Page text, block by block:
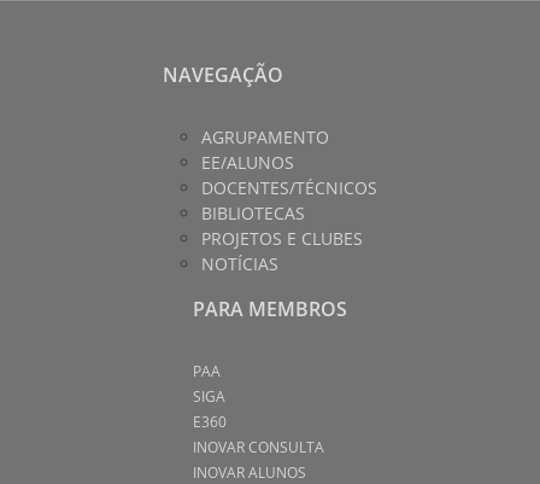
NAVEGAÇÃO
AGRUPAMENTO
EE/ALUNOS
DOCENTES/TÉCNICOS
BIBLIOTECAS
PROJETOS E CLUBES
NOTÍCIAS
PARA MEMBROS
PAA
SIGA
E360
INOVAR CONSULTA
INOVAR ALUNOS